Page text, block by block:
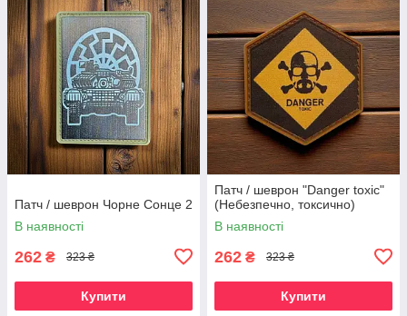
Патч / шеврон Чорне Сонце 2
В наявності
262 ₴ 323 ₴
Купити
Патч / шеврон "Danger toxic"
(Небезпечно, токсично)
В наявності
262 ₴ 323 ₴
Купити